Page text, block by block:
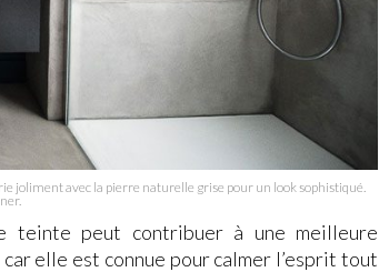
joliment avec la pierre naturelle grise pour un look sophistiqué.
teinte peut contribuer à une meilleure
elle est connue pour calmer l’esprit tout